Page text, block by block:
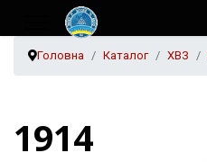
Головна Каталог ХВЗ
1914